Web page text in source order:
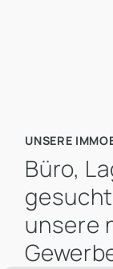
UNSERE
Büro,
unsere